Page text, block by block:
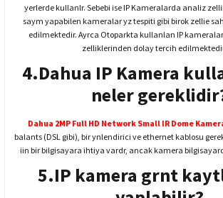
yerlerde kullanlr. Sebebi ise IP Kameralarda analiz
saym yapabilen kameralar yz tespiti gibi birok zellie
edilmektedir. Ayrca Otoparkta kullanlan IP
zelliklerinden dolay tercih
4.Dahua IP Kamera
neler
Dahua 2MP Full HD Network Small IR Dome
balants (DSL gibi), bir ynlendirici ve ethernet kablosu
iin bir bilgisayara ihtiya vardr, ancak kamera
5.IP kamera grnt